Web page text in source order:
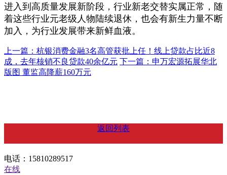
进入到高质量发展新阶段，行业新老交替实属正常，随
着这些行业元老级人物陆续退休，也会有新生力量不断
加入，为行业发展带来新鲜血液。
上一篇：杭银消费金融3名高管获批上任！线上贷款占比近8
成，去年核销不良贷款40余亿元 下一篇：申万宏源拓展华北
版图 董监高降薪160万元
返回列表
电话：15810289517
在线